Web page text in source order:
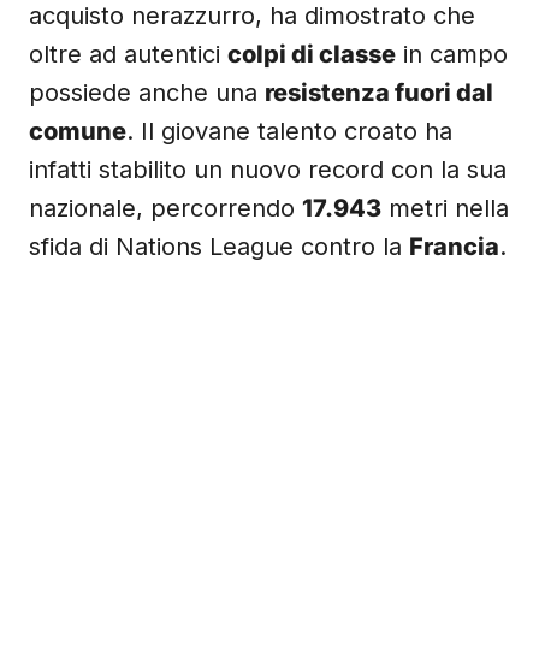
acquisto nerazzurro, ha dimostrato che
oltre ad autentici colpi di classe in campo
possiede anche una resistenza fuori dal
comune. Il giovane talento croato ha
infatti stabilito un nuovo record con la sua
nazionale, percorrendo 17.943 metri nella
sfida di Nations League contro la Francia.